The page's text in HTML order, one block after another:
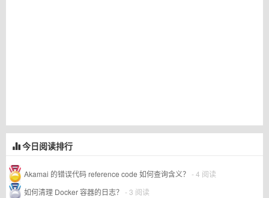
今日阅读排行
Akamai 的错误代码 reference code 如何查询含义？ - 4 阅读
如何清理 Docker 容器的日志？ - 3 阅读